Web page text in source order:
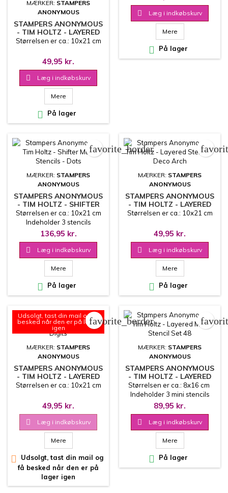
MÆRKER: STAMPERS
ANONYMOUS
STAMPERS ANONYMOUS
- TIM HOLTZ - LAYERED
STENCIL - POINSETTIA
Størrelsen er ca.: 10x21 cm
49,95 kr.
 Læg i indkøbskurv
Mere
 På lager
 Læg i indkøbskurv
Mere
 På lager
MÆRKER: STAMPERS
ANONYMOUS
STAMPERS ANONYMOUS
- TIM HOLTZ - SHIFTER
MULTI STENCILS - DOTS
Størrelsen er ca.: 10x21 cm
Indeholder 3 stencils
136,95 kr.
 Læg i indkøbskurv
Mere
 På lager
favorite_border
MÆRKER: STAMPERS
ANONYMOUS
STAMPERS ANONYMOUS
- TIM HOLTZ - LAYERED
STENCIL - DECO ARCH
Størrelsen er ca.: 10x21 cm
49,95 kr.
 Læg i indkøbskurv
Mere
 På lager
Udsolgt, tast din mail og få
besked når den er på lager
igen
MÆRKER: STAMPERS
ANONYMOUS
STAMPERS ANONYMOUS
- TIM HOLTZ - LAYERED
STENCIL - DIGITS
Størrelsen er ca.: 10x21 cm
49,95 kr.
 Læg i indkøbskurv
Mere

Udsolgt, tast din mail og
få besked når den er på
lager igen
favorite_border
MÆRKER: STAMPERS
ANONYMOUS
STAMPERS ANONYMOUS
- TIM HOLTZ - LAYERED
MINI STENCIL SET 48
Størrelsen er ca.: 8x16 cm
Indeholder 3 mini stencils
89,95 kr.
 Læg i indkøbskurv
Mere
 På lager